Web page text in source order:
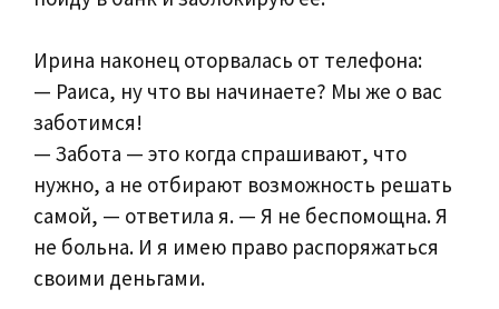
Ирина наконец оторвалась от телефона:
— Раиса, ну что вы начинаете? Мы же о вас
заботимся!
— Забота — это когда спрашивают, что
нужно, а не отбирают возможность решать
самой, — ответила я. — Я не беспомощна. Я
не больна. И я имею право распоряжаться
своими деньгами.